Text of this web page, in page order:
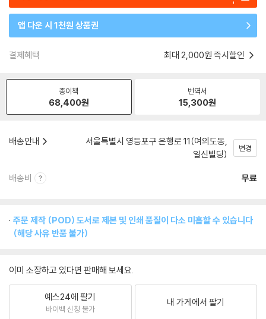
앱 다운 시 1천원 상품권
결제혜택 최대 2,000원 즉시할인
종이책
68,400원
번역서
15,300원
배송안내
서울특별시 영등포구 은행로 11(여의도동,
일신빌딩)
변경
배송비 무료
주문 제작 (POD) 도서로 제본 및 인쇄 품질이 다소 미흡할 수 있습니다
(해당 사유 반품 불가)
이미 소장하고 있다면 판매해 보세요.
예스24에 팔기
바이백 신청 불가
내 가게에서 팔기